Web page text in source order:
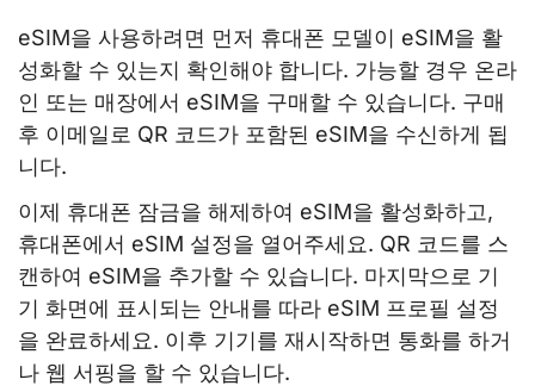
eSIM을 사용하려면 먼저 휴대폰 모델이 eSIM을 활
성화할 수 있는지 확인해야 합니다. 가능할 경우 온라
인 또는 매장에서 eSIM을 구매할 수 있습니다. 구매
후 이메일로 QR 코드가 포함된 eSIM을 수신하게 됩
니다.
이제 휴대폰 잠금을 해제하여 eSIM을 활성화하고,
휴대폰에서 eSIM 설정을 열어주세요. QR 코드를 스
캔하여 eSIM을 추가할 수 있습니다. 마지막으로 기
기 화면에 표시되는 안내를 따라 eSIM 프로필 설정
을 완료하세요. 이후 기기를 재시작하면 통화를 하거
나 웹 서핑을 할 수 있습니다.